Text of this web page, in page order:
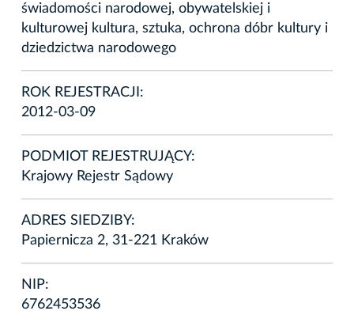
świadomości narodowej, obywatelskiej i
kulturowej kultura, sztuka, ochrona dóbr kultury i
dziedzictwa narodowego
ROK REJESTRACJI:
2012-03-09
PODMIOT REJESTRUJĄCY:
Krajowy Rejestr Sądowy
ADRES SIEDZIBY:
Papiernicza 2, 31-221 Kraków
NIP:
6762453536